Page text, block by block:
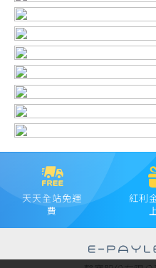
天天全站免運
費
紅利